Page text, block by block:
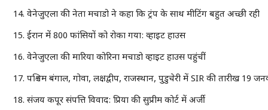
वेनेजुएला की नेता मचाडो ने कहा कि ट्रंप के साथ मीटिंग बहुत अच्छी रही
ईरान में 800 फांसियों को रोका गया: व्हाइट हाउस
वेनेजुएला की मारिया कोरिना मचाडो व्हाइट हाउस पहुंचीं
पश्चिम बंगाल, गोवा, लक्षद्वीप, राजस्थान, पुडुचेरी में SIR की तारीख 19
संजय कपूर संपत्ति विवाद: प्रिया की सुप्रीम कोर्ट में अर्जी